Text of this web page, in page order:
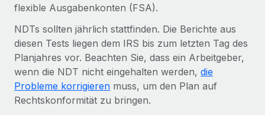
Geräteverwaltung
Globale Bereitstellung und Verfolgung von IT-
Geräten
Gründung von Niederlassungen
Schnelle, rechtssichere Gründung von
Niederlassungen
Open-Source-Infrastrukturen. Das...
Mehr erfahren
Strategische Partnerschaft zwischen
Reverse Tech und Remote für Contractor
Management und Payroll
Globale Payroll
EOR und PEO
Contractor Management
Steuern
Den Blog erkunden
flexible Ausgabenkonten (FSA).
NDTs sollten jährlich stattfinden. Die Berichte aus
diesen Tests liegen dem IRS bis zum letzten Tag des
Planjahres vor. Beachten Sie, dass ein Arbeitgeber,
wenn die NDT nicht eingehalten werden, die
Probleme korrigieren muss, um den Plan auf
Rechtskonformität zu bringen.